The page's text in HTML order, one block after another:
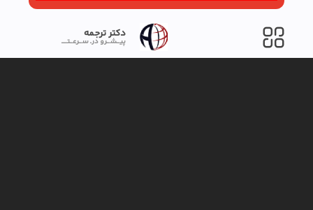
دکتر ترجمه
پیــشــرو درـ ســرعــتــــ